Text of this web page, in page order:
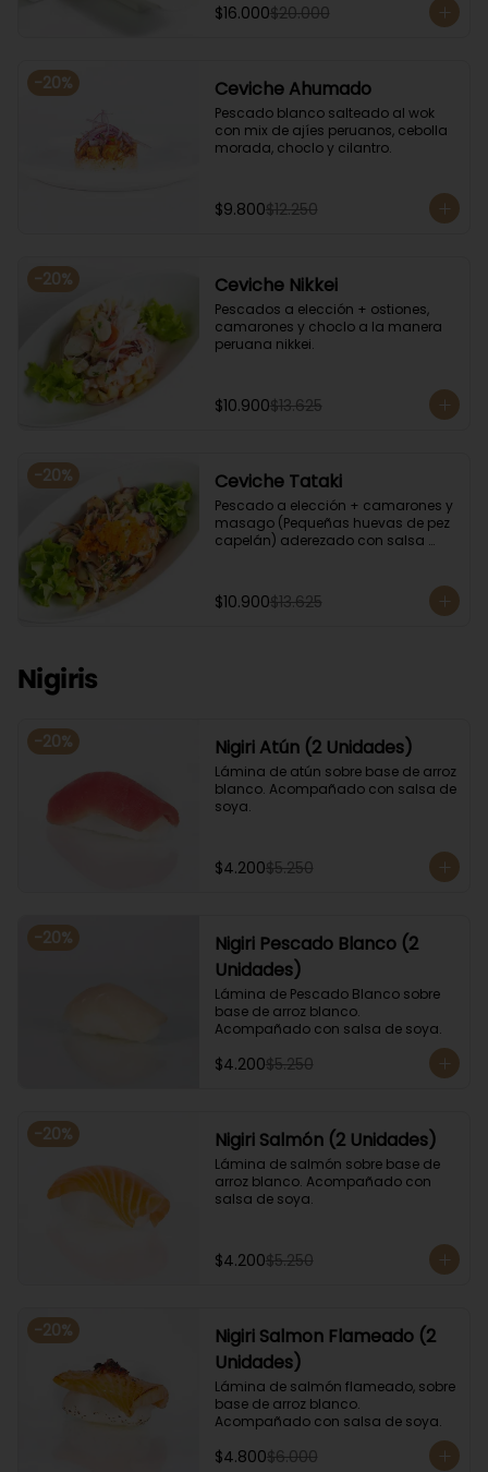
$16.000$20.000
-20% Ceviche Ahumado
Pescado blanco salteado al wok
con mix de ajíes peruanos, cebolla
morada, choclo y cilantro.
$9.800$12.250
-20% Ceviche Nikkei
Pescados a elección + ostiones,
camarones y choclo a la manera
peruana nikkei.
$10.900$13.625
-20% Ceviche Tataki
Pescado a elección + camarones y
masago (Pequeñas huevas de pez
capelán) aderezado con salsa
$10.900$13.625
Nigiris
-20% Nigiri Atún (2 Unidades)
Lámina de atún sobre base de arroz
blanco. Acompañado con salsa de
soya.
$4.200$5.250
-20%
Nigiri Pescado Blanco (2
Unidades)
Lámina de Pescado Blanco sobre
base de arroz blanco.
Acompañado con salsa de soya.
$4.200$5.250
-20% Nigiri Salmón (2 Unidades)
Lámina de salmón sobre base de
arroz blanco. Acompañado con
salsa de soya.
$4.200$5.250
-20%
Nigiri Salmon Flameado (2
Unidades)
Lámina de salmón flameado, sobre
base de arroz blanco.
Acompañado con salsa de soya.
$4.800$6.000